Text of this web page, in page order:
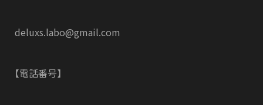
deluxs.labo@gmail.com
【電話番号】